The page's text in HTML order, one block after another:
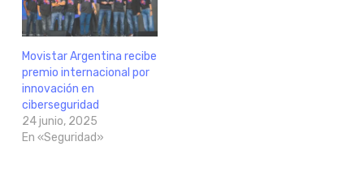
Movistar Argentina recibe
premio internacional por
innovación en
ciberseguridad
24 junio, 2025
En «Seguridad»